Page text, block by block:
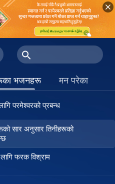
भजनहरू मन परेका
परमेश्‍वरको प्रतिज्ञा
एउटै मार्ग
परमेश्‍वरको प्रबन्ध
सार अनुसार तिनीहरूको
फरक विश्राम